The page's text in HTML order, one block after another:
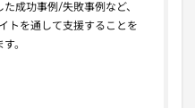
成功事例/失敗事例など、
トを通して支援することを
。